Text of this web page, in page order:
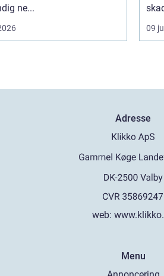
ne...
09
Adresse
web:
Menu